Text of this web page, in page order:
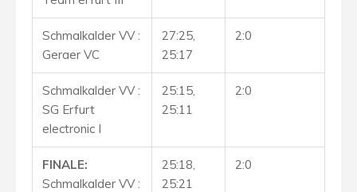
Schmalkalder VV :
Geraer VC
27:25,
25:17
2:0
Schmalkalder VV :
SG Erfurt
electronic I
25:15,
25:11
2:0
FINALE:
Schmalkalder VV :
25:18,
25:21
2:0